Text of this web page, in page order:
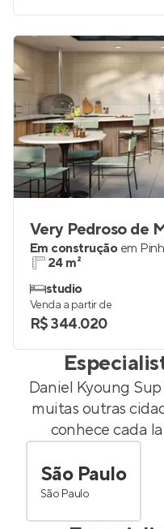
Very Pedroso de
Em construção em
24 m²
studio
Venda a partir de
R$ 344.020
Daniel Kyoung
muitas outras
conhece cada
São Paulo
São Paulo